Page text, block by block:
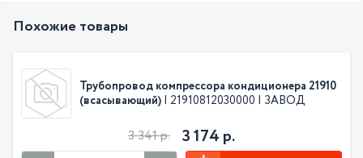
Похожие товары
Трубопровод компрессора кондиционера 21910
(всасывающий) | 21910812030000 | ЗАВОД
3 341 р. 3 174 р.